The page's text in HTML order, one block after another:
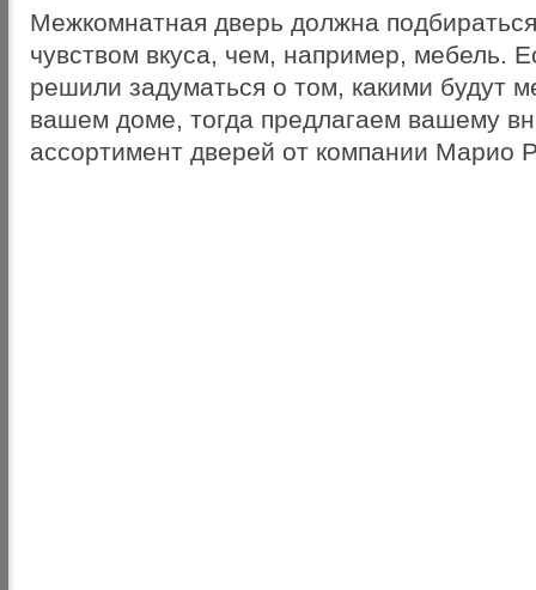
Межкомнатная дверь должна
чувством вкуса, чем, например, мебель.
решили задуматься о том, какими будут
вашем доме, тогда предлагаем вашему
ассортимент дверей от компании Марио